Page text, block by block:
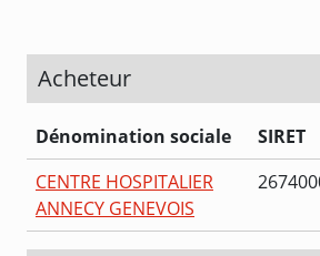
Acheteur
Dénomination sociale
SIRET
CENTRE HOSPITALIER
ANNECY GENEVOIS